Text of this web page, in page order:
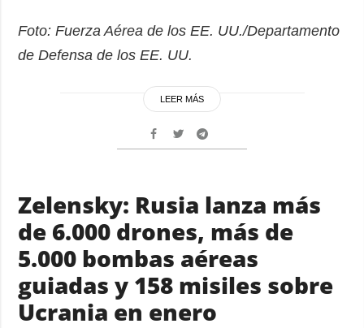
Foto: Fuerza Aérea de los EE. UU./Departamento
de Defensa de los EE. UU.
LEER MÁS
Zelensky: Rusia lanza más
de 6.000 drones, más de
5.000 bombas aéreas
guiadas y 158 misiles sobre
Ucrania en enero